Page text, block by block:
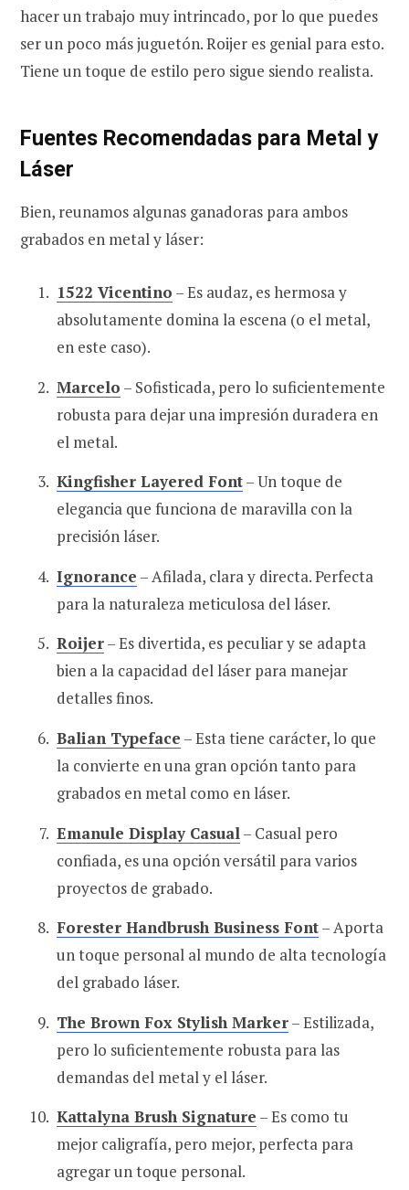
hacer un trabajo muy intrincado, por lo que puedes
ser un poco más juguetón. Roijer es genial para esto.
Tiene un toque de estilo pero sigue siendo realista.
Fuentes Recomendadas para Metal y
Láser
Bien, reunamos algunas ganadoras para ambos
grabados en metal y láser:
1522 Vicentino – Es audaz, es hermosa y
absolutamente domina la escena (o el metal,
en este caso).
Marcelo – Sofisticada, pero lo suficientemente
robusta para dejar una impresión duradera en
el metal.
Kingfisher Layered Font– Un toque de
elegancia que funciona de maravilla con la
precisión láser.
Ignorance – Afilada, clara y directa. Perfecta
para la naturaleza meticulosa del láser.
Roijer– Es divertida, es peculiar y se adapta
bien a la capacidad del láser para manejar
detalles finos.
Balian Typeface – Esta tiene carácter, lo que
la convierte en una gran opción tanto para
grabados en metal como en láser.
Emanule Display Casual – Casual pero
confiada, es una opción versátil para varios
proyectos de grabado.
Forester Handbrush Business Font– Aporta
un toque personal al mundo de alta tecnología
del grabado láser.
The Brown Fox Stylish Marker– Estilizada,
pero lo suficientemente robusta para las
demandas del metal y el láser.
Kattalyna Brush Signature – Es como tu
mejor caligrafía, pero mejor, perfecta para
agregar un toque personal.